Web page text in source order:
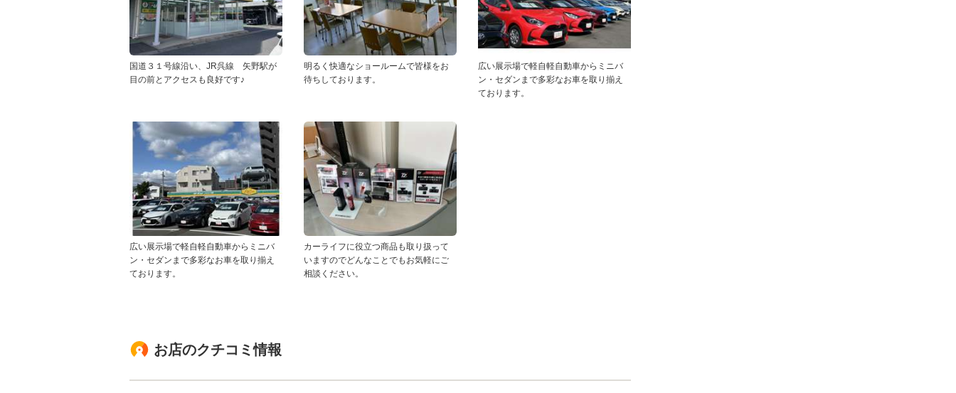
国道３１号線沿い、JR呉線 矢野駅が
目の前とアクセスも良好です♪
明るく快適なショールームで皆様をお
待ちしております。
広い展示場で軽自軽自動車からミニバ
ン・セダンまで多彩なお車を取り揃え
ております。
広い展示場で軽自軽自動車からミニバ
ン・セダンまで多彩なお車を取り揃え
ております。
カーライフに役立つ商品も取り扱って
いますのでどんなことでもお気軽にご
相談ください。
お店のクチコミ情報